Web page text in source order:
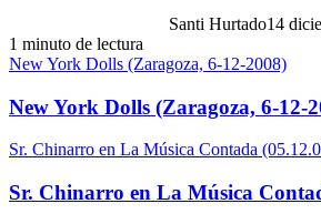
Santi Hurtado14
1 minuto de lectura
New York Dolls (Zaragoza, 6-12-2008)
New York Dolls (Zaragoza, 6-12-
Sr. Chinarro en La Música Contada
Sr. Chinarro en La Música